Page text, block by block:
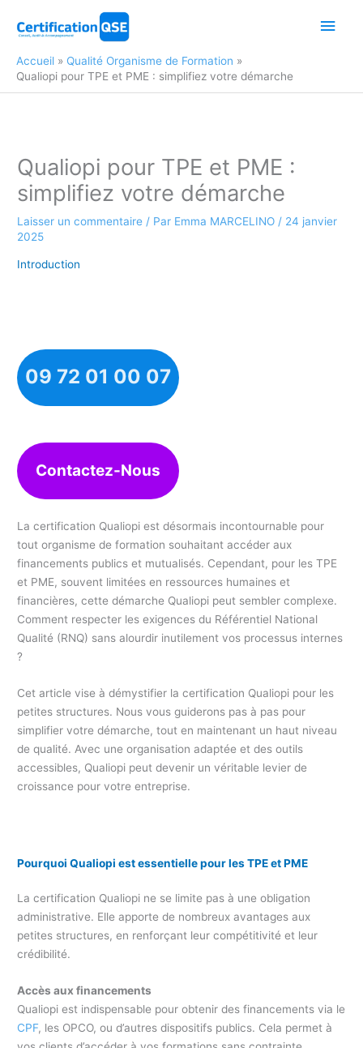
Accueil
Qualité Organisme de Formation
Qualiopi pour TPE et PME : simplifiez votre démarche
Qualiopi pour TPE et PME :
simplifiez votre démarche
Laisser un commentaire / Par Emma MARCELINO / 24 janvier
2025
Introduction
09 72 01 00 07
Contactez-Nous
La certification Qualiopi est désormais incontournable pour
tout organisme de formation souhaitant accéder aux
financements publics et mutualisés. Cependant, pour les TPE
et PME, souvent limitées en ressources humaines et
financières, cette démarche Qualiopi peut sembler complexe.
Comment respecter les exigences du Référentiel National
Qualité (RNQ) sans alourdir inutilement vos processus internes
?
Cet article vise à démystifier la certification Qualiopi pour les
petites structures. Nous vous guiderons pas à pas pour
simplifier votre démarche, tout en maintenant un haut niveau
de qualité. Avec une organisation adaptée et des outils
accessibles, Qualiopi peut devenir un véritable levier de
croissance pour votre entreprise.
Pourquoi Qualiopi est essentielle pour les TPE et PME
La certification Qualiopi ne se limite pas à une obligation
administrative. Elle apporte de nombreux avantages aux
petites structures, en renforçant leur compétitivité et leur
crédibilité.
Accès aux financements
Qualiopi est indispensable pour obtenir des financements via le
CPF, les OPCO, ou d’autres dispositifs publics. Cela permet à